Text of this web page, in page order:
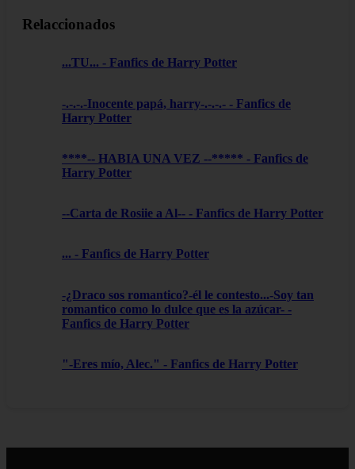
Relaccionados
...TU... - Fanfics de Harry Potter
-.-.-.-Inocente papá, harry-.-.-.- - Fanfics de
Harry Potter
****-- HABIA UNA VEZ --***** - Fanfics de
Harry Potter
--Carta de Rosiie a Al-- - Fanfics de Harry Potter
... - Fanfics de Harry Potter
-¿Draco sos romantico?-él le contesto...-Soy tan
romantico como lo dulce que es la azúcar- -
Fanfics de Harry Potter
"-Eres mío, Alec." - Fanfics de Harry Potter